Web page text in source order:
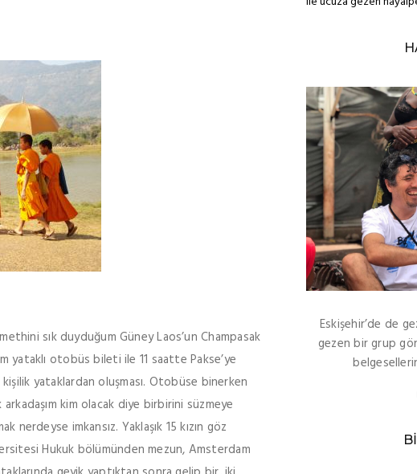
sık duyduğum Güney Laos’un Champasak
yataklı otobüs bileti ile 11 saatte Pakse’ye
yataklardan oluşması. Otobüse binerken
kim olacak diye birbirini süzmeye
nerdeyse imkansız. Yaklaşık 15 kızın göz
Hukuk bölümünden mezun, Amsterdam
Eskişehir’de de
gezen bir grup